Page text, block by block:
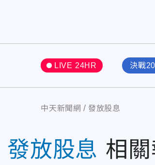
LIVE 24HR 決戰
中天新聞網 發放股息
發放股息 相